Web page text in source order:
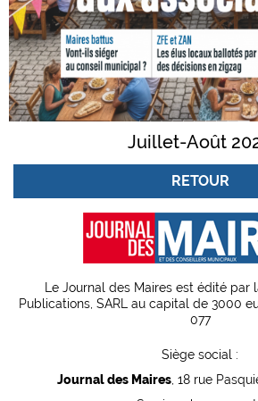
Juillet-Août
RETOUR
Le Journal des Maires est édité par
Publications, SARL au capital de 3000
077
Siège social :
Journal des Maires, 18 rue